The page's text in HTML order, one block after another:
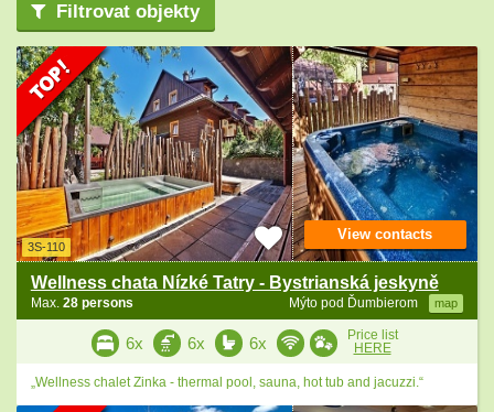
Filtrovat objekty
3S-110
Wellness chata Nízké Tatry - Bystrianská jeskyně
Mýto pod Ďumbierom map
Max. 28 persons
View contacts
6x 6x 6x
Price list
HERE
„Wellness chalet Zinka - thermal pool, sauna, hot tub and jacuzzi.“